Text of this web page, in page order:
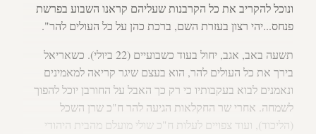
ונוכל להקריב את כל הקרבנות שעליהם קראנו השבוע בפרשת
פנחס...יהי רצון בעזרת השם, ברכת כהן על כל העולים להר".
תשעה באב, אגב, יחול בעוד כשבועיים (22 ביולי). כשאריאל
בירך את כל העולים להר, הוא בעצם שיגר קריאה למאמינים
ונאמנים לבוא בעקבותיו כי רק כך האבל על החורבן יוכל להפוך
לשמחה. אחרי שר החקלאות הגיעה להר ח"כ שרן השכל
(הליכוד), ועוד צפויים לעלות ח"כ שולי מועלם מהבית היהודי